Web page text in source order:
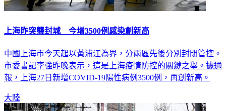
上海昨突襲封城 今增3500例感染創新高
中國上海市今天起以黃浦江為界，分兩區先後分別封閉管控。
市委書記李強昨晚表示，這是上海疫情防控的關鍵之舉。據通
報，上海27日新增COVID-19陽性病例3500例，再創新高。
大陸